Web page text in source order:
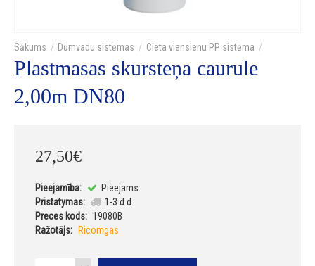
Dūmvadu sistēmas Cieta viensienu PP sistēma
Plastmasas skursteņa caurule
2,00m DN80
27,50€
Pieejamība:
Pieejams
Pristatymas:
1-3 d.d.
Preces kods: 19080B
Ražotājs:
Ricomgas